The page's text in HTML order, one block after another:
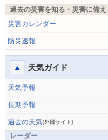
過去の災害を知る・災害に備え
災害カレンダー
防災速報
天気ガイド
天気予報
長期予報
過去の天気(外部サイト)
レーダー